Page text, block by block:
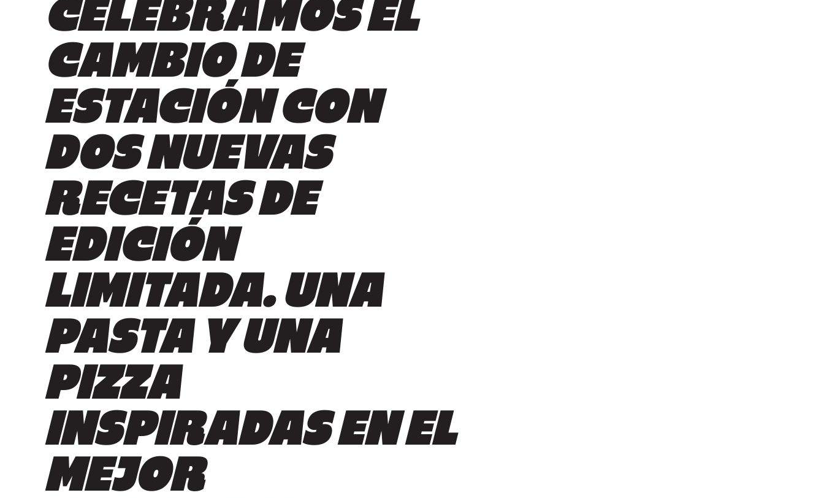
CELEBRAMOS EL
CAMBIO DE
ESTACIÓN CON
DOS NUEVAS
RECETAS DE
EDICIÓN
LIMITADA. UNA
PASTA Y UNA
PIZZA
INSPIRADAS EN EL
MEJOR